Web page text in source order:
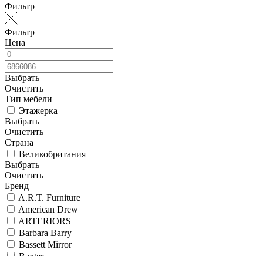
Фильтр
Фильтр
Цена
Выбрать
Очистить
Тип мебели
Этажерка
Выбрать
Очистить
Страна
Великобритания
Выбрать
Очистить
Бренд
A.R.T. Furniture
American Drew
ARTERIORS
Barbara Barry
Bassett Mirror